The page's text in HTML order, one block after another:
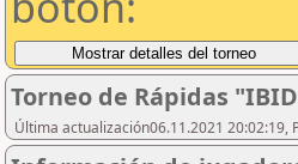
Torneo de Rápidas
Última actualización06.11.2021 20:02:19,